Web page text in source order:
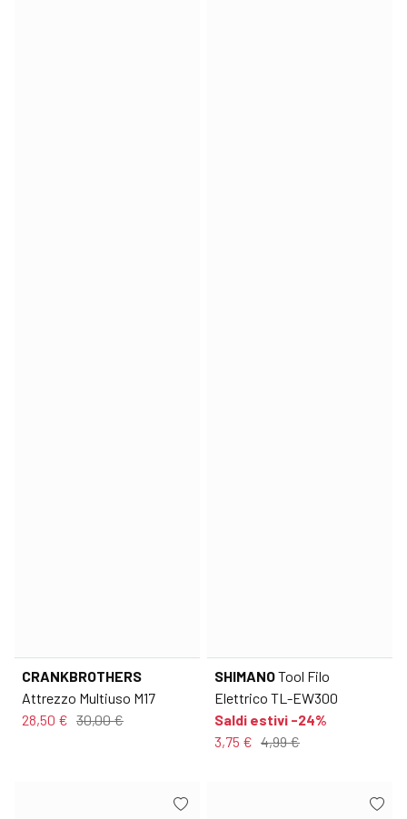
CRANKBROTHERS
Attrezzo Multiuso M17
28,50 € 30,00 €
SHIMANOTool Filo
Elettrico TL-EW300
Saldi estivi -24%
3,75 € 4,99 €